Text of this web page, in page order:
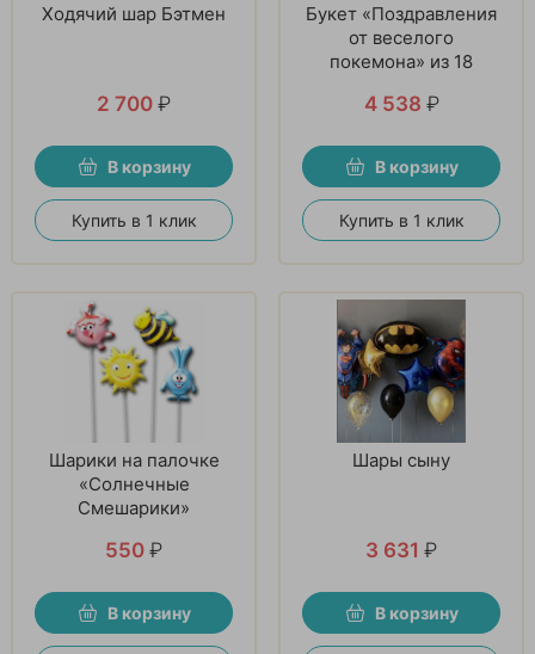
Ходячий шар Бэтмен
2 700 ₽
В корзину
Купить в 1 клик
Букет «Поздравления
от веселого
покемона» из 18
4 538 ₽
В корзину
Купить в 1 клик
Шарики на палочке
«Солнечные
Смешарики»
550 ₽
В корзину
Шары сыну
3 631 ₽
В корзину